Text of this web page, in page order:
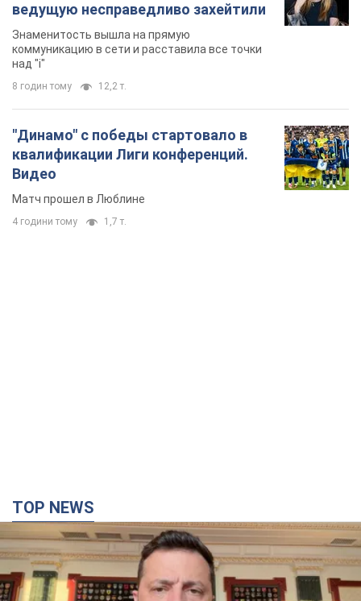
ведущую несправедливо захейтили
Знаменитость вышла на прямую
коммуникацию в сети и расставила все точки
над "i"
8 годин тому 12,2 т.
"Динамо" с победы стартовало в
квалификации Лиги конференций.
Видео
Матч прошел в Люблине
4 години тому 1,7 т.
TOP NEWS